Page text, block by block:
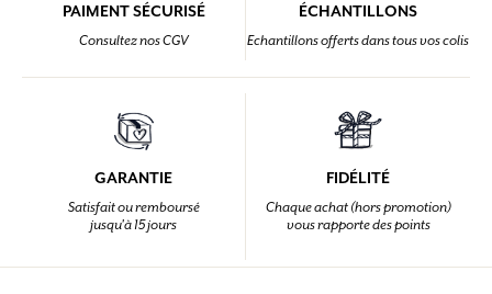
PAIMENT SÉCURISÉ
Consultez nos CGV
ÉCHANTILLONS
Echantillons offerts dans tous vos colis
GARANTIE
Satisfait ou remboursé
jusqu'à 15 jours
FIDÉLITÉ
Chaque achat (hors promotion)
vous rapporte des points